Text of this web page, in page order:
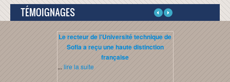
LOGIN
TÉMOIGNAGES
Le recteur de l'Université technique de
Sofia a reçu une haute distinction
française
... lire la suite